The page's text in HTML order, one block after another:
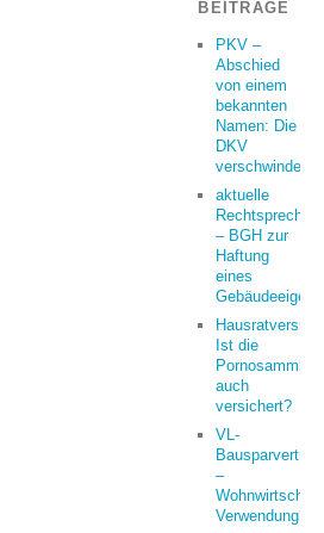
BEITRÄGE
PKV –
Abschied
von einem
bekannten
Namen: Die
DKV
verschwindet
aktuelle
– BGH zur
Haftung
eines
Ist die
auch
versichert?
VL-
Bausparvertrag
–
Verwendung?